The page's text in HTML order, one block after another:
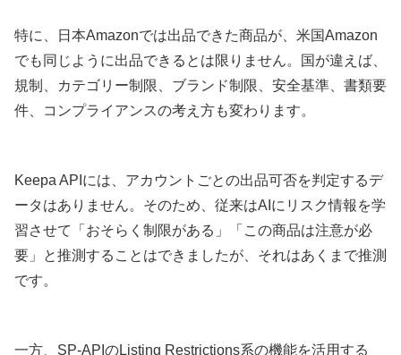
特に、日本Amazonでは出品できた商品が、米国Amazon
でも同じように出品できるとは限りません。国が違えば、
規制、カテゴリー制限、ブランド制限、安全基準、書類要
件、コンプライアンスの考え方も変わります。
Keepa APIには、アカウントごとの出品可否を判定するデ
ータはありません。そのため、従来はAIにリスク情報を学
習させて「おそらく制限がある」「この商品は注意が必
要」と推測することはできましたが、それはあくまで推測
です。
一方、SP-APIのListing Restrictions系の機能を活用する